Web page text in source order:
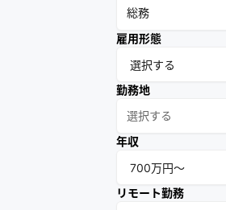
総務
雇用形態
勤務地
選択する
年収
リモート勤務